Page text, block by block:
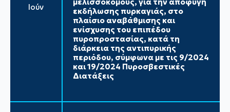
Ιούν
μελισσοκόμους, για την αποφυγή
εκδήλωσης πυρκαγιάς, στο
πλαίσιο αναβάθμισης και
ενίσχυσης του επιπέδου
πυροπροστασίας, κατά τη
διάρκεια της αντιπυρικής
περιόδου, σύμφωνα με τις 9/2024
και 19/2024 Πυροσβεστικές
Διατάξεις